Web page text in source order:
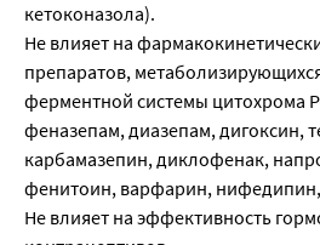
кетоконазола).
Не влияет на
препаратов,
ферментной системы цитохрома
феназепам, диазепам, дигоксин,
карбамазепин, диклофенак,
фенитоин, варфарин,
Не влияет на эффективность